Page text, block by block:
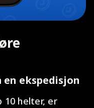
ekspedisjon
10 helter, er